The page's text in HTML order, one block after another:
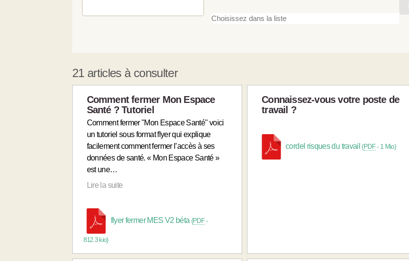
21 articles à consulter
Comment fermer Mon Espace
Santé ? Tutoriel
Comment fermer "Mon Espace Santé" voici
un tutoriel sous format flyer qui explique
facilement comment fermer l’accès à ses
données de santé. « Mon Espace Santé »
est une…
Lire la suite
flyer fermer MES V2 béta (PDF-
812.3 kio)
Connaissez-vous votre poste de
travail ?
cordel risques du travail(PDF- 1 Mio)